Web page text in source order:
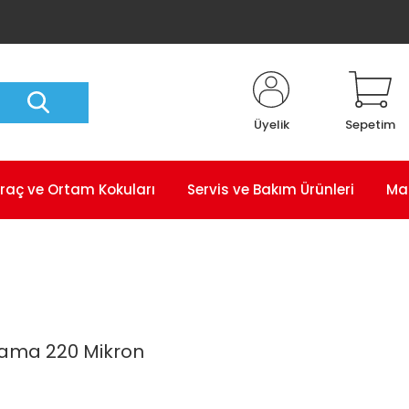
Üyelik Sepetim
ve Ortam Kokuları Servis ve Bakım Ürünleri
220 Mikron